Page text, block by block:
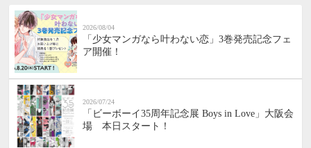
2026/08/04
「少女マンガなら叶わない恋」3巻発売記念フェ
ア開催！
2026/07/24
「ビーボーイ35周年記念展 Boys in Love」大阪会
場 本日スタート！